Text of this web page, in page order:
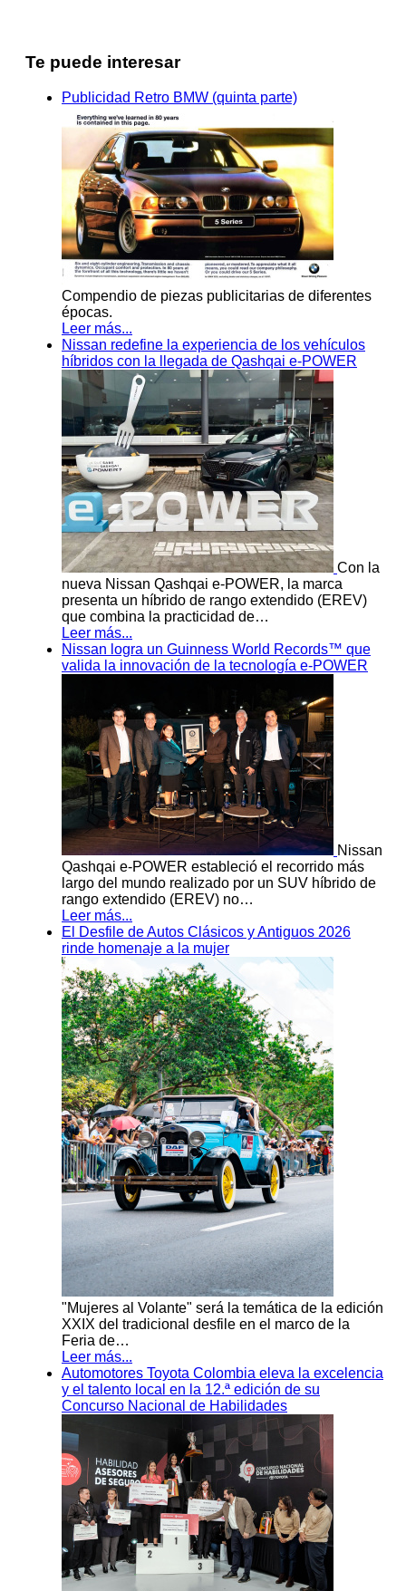
Te puede interesar
Publicidad Retro BMW (quinta parte)
Compendio de piezas publicitarias de diferentes
épocas.
Leer más...
Nissan redefine la experiencia de los vehículos
híbridos con la llegada de Qashqai e-POWER
Con la
nueva Nissan Qashqai e-POWER, la marca
presenta un híbrido de rango extendido (EREV)
que combina la practicidad de…
Leer más...
Nissan logra un Guinness World Records™ que
valida la innovación de la tecnología e-POWER
Nissan
Qashqai e-POWER estableció el recorrido más
largo del mundo realizado por un SUV híbrido de
rango extendido (EREV) no…
Leer más...
El Desfile de Autos Clásicos y Antiguos 2026
rinde homenaje a la mujer
"Mujeres al Volante" será la temática de la edición
XXIX del tradicional desfile en el marco de la
Feria de…
Leer más...
Automotores Toyota Colombia eleva la excelencia
y el talento local en la 12.ª edición de su
Concurso Nacional de Habilidades